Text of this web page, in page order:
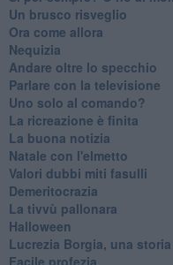
Un brusco risveglio
Ora come allora
Nequizia
Andare oltre lo specchio
Parlare con la televisione
Uno solo al comando?
La ricreazione è finita
La buona notizia
Natale con l'elmetto
Valori dubbi miti fasulli
Demeritocrazia
La tivvù pallonara
Halloween
​Lucrezia Borgia, una
Facile profezia